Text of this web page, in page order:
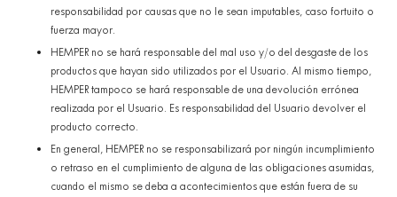
responsabilidad por causas que no le sean imputables, caso fortuito o
fuerza mayor.
HEMPER no se hará responsable del mal uso y/o del desgaste de los
productos que hayan sido utilizados por el Usuario. Al mismo tiempo,
HEMPER tampoco se hará responsable de una devolución errónea
realizada por el Usuario. Es responsabilidad del Usuario devolver el
producto correcto.
En general, HEMPER no se responsabilizará por ningún incumplimiento
o retraso en el cumplimiento de alguna de las obligaciones asumidas,
cuando el mismo se deba a acontecimientos que están fuera de su